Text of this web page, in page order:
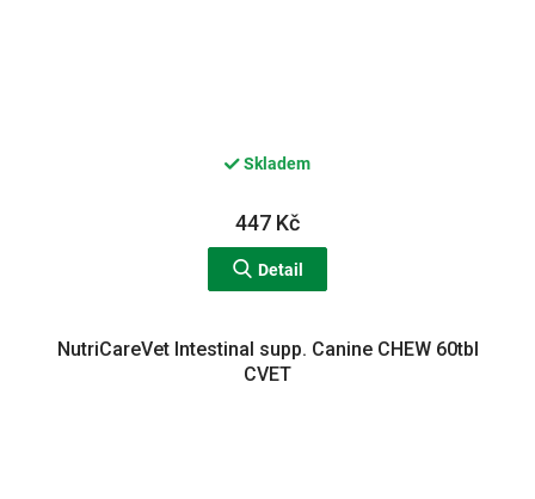
Skladem
447 Kč
Detail
NutriCareVet Intestinal supp. Canine CHEW 60tbl
CVET